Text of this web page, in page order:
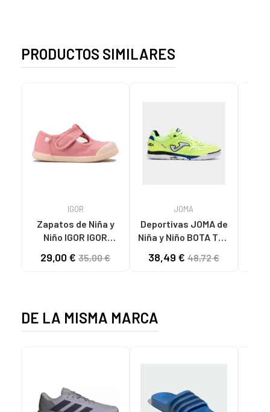
PRODUCTOS SIMILARES
IGOR
Zapatos de Niña y
Niño IGOR IGOR
CONCEPT LONA 383
29,00 € 35,00 €
JOMA
Deportivas JOMA de
Niña y Niño BOTA TOP
COLORES
38,49 € 48,72 €
DE LA MISMA MARCA